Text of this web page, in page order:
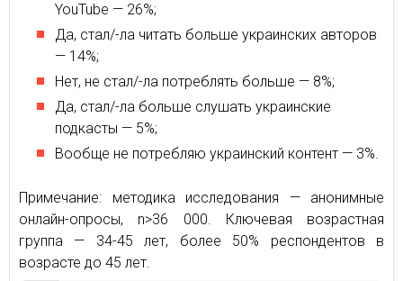
YouTube — 26%;
Да, стал/-ла читать больше украинских авторов
— 14%;
Нет, не стал/-ла потреблять больше — 8%;
Да, стал/-ла больше слушать украинские
подкасты — 5%;
Вообще не потребляю украинский контент — 3%.
Примечание: методика исследования — анонимные
онлайн-опросы, n>36 000. Ключевая возрастная
группа — 34-45 лет, более 50% респондентов в
возрасте до 45 лет.